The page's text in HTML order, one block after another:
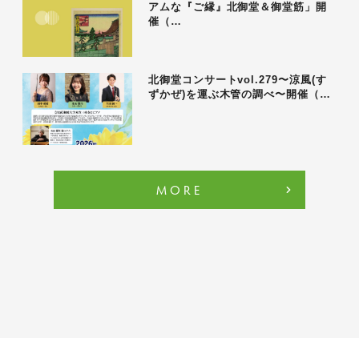
アムな『ご縁』北御堂＆御堂筋」開
催（…
北御堂コンサートvol.279〜涼風(す
ずかぜ)を運ぶ木管の調べ〜開催（…
MORE